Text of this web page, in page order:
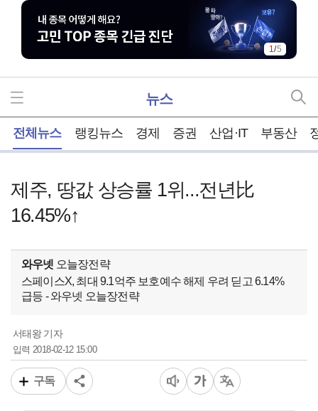
1/5
뉴스
전체뉴스 랭킹뉴스 경제 증권 산업·IT 부동산
제주, 땅값 상승률 1위...전년比
16.45%↑
와우넷 오늘장전략
스페이스X, 최대 9.1억주 보호예수 해제 우려 딛고 6.14%
급등 - 와우넷 오늘장전략
서태왕 기자
입력2018-02-12 15:00
구독